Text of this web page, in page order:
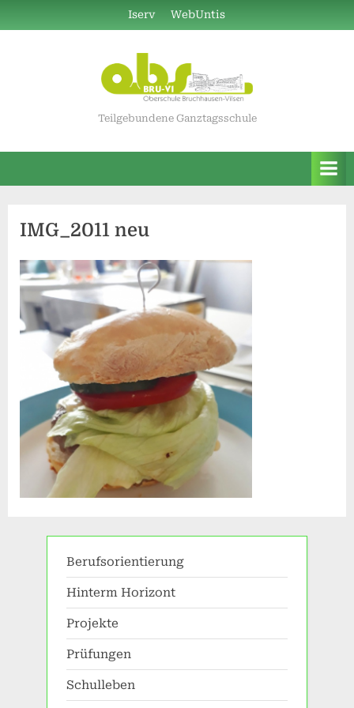
to
Iserv WebUntis
Teilgebundene Ganztagsschule
IMG_2011 neu
Berufsorientierung
Hinterm Horizont
Projekte
Prüfungen
Schulleben